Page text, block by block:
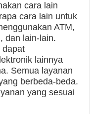
cara lain
cara lain untuk
ATM,
dan lain-lain.
dapat
lainnya
Semua layanan
berbeda-beda.
yang sesuai